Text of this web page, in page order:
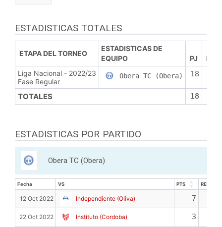
ESTADISTICAS TOTALES
ETAPA DEL TORNEO
ESTADISTICAS DE
EQUIPO
PJ
PTS
Liga Nacional - 2022/23
Fase Regular
Obera TC (Obera) 18
TOTALES 18
ESTADISTICAS POR PARTIDO
Obera TC (Obera)
Fecha VS PTS
REB
12 Oct 2022 Independiente (Oliva) 7
22 Oct 2022 Instituto (Cordoba) 3